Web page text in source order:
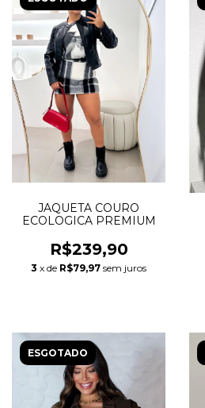
JAQUETA COURO
ECOLOGICA PREMIUM
R$239,90
3 x de R$79,97 sem juros
ESGOTADO